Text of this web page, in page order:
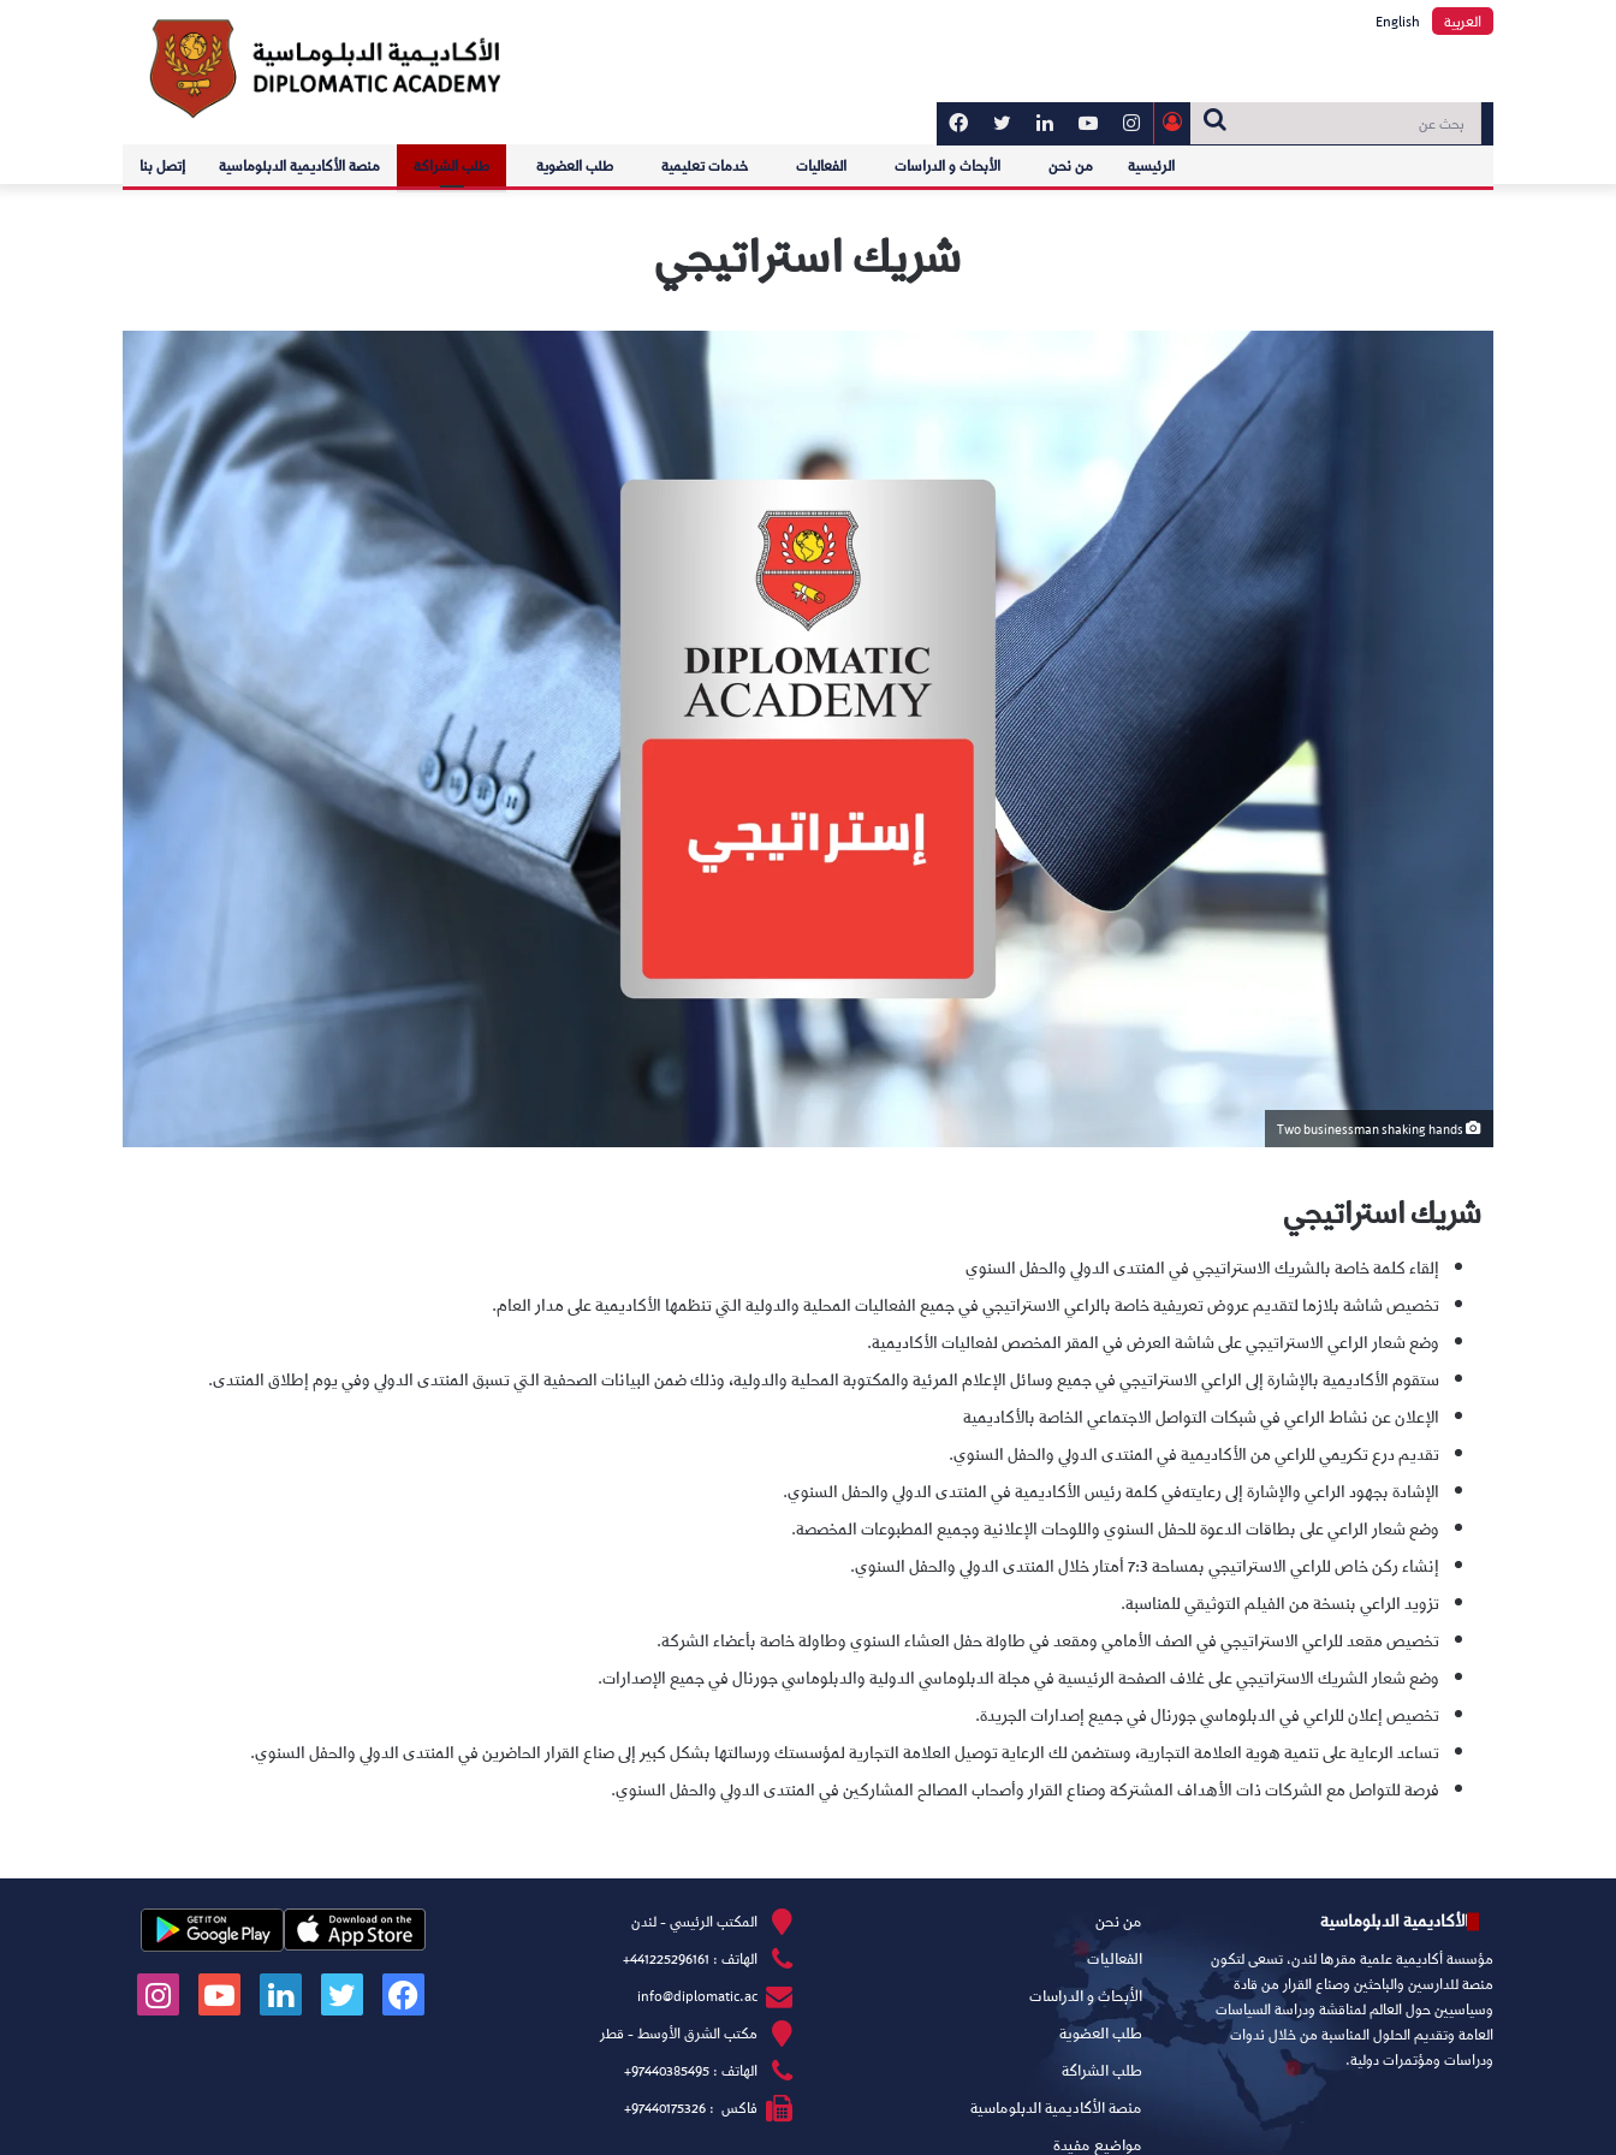
العربية English
الرئيسية من نحن الأبحاث و الدراسات الفعاليات خدمات تعليمية طلب العضوية طلب الشراكة منصة الأكاديمية الدبلوماسية إتصل بنا
شريك استراتيجي
شريك استراتيجي
إلقاء كلمة خاصة بالشريك الاستراتيجي في المنتدى الدولي والحفل السنوي
تخصيص شاشة بلازما لتقديم عروض تعريفية خاصة بالراعي الاستراتيجي في جميع الفعاليات المحلية والدولية التي تنظمها الأكاديمية على مدار العام.
وضع شعار الراعي الاستراتيجي على شاشة العرض في المقر المخصص لفعاليات الأكاديمية.
ستقوم الأكاديمية بالإشارة إلى الراعي الاستراتيجي في جميع وسائل الإعلام المرئية والمكتوبة المحلية والدولية، وذلك ضمن البيانات الصحفية التي تسبق المنتدى الدولي وفي يوم إطلاق المنتدى.
الإعلان عن نشاط الراعي في شبكات التواصل الاجتماعي الخاصة بالأكاديمية
تقديم درع تكريمي للراعي من الأكاديمية في المنتدى الدولي والحفل السنوي.
الإشادة بجهود الراعي والإشارة إلى رعايته في كلمة رئيس الأكاديمية في المنتدى الدولي والحفل السنوي.
وضع شعار الراعي على بطاقات الدعوة للحفل السنوي واللوحات الإعلانية وجميع المطبوعات المخصصة.
إنشاء ركن خاص للراعي الاستراتيجي بمساحة 7:3 أمتار خلال المنتدى الدولي والحفل السنوي.
تزويد الراعي بنسخة من الفيلم التوثيقي للمناسبة.
تخصيص مقعد للراعي الاستراتيجي في الصف الأمامي ومقعد في طاولة حفل العشاء السنوي وطاولة خاصة بأعضاء الشركة.
وضع شعار الشريك الاستراتيجي على غلاف الصفحة الرئيسية في مجلة الدبلوماسي الدولية والدبلوماسي جورنال في جميع الإصدارات.
تخصيص إعلان للراعي في الدبلوماسي جورنال في جميع إصدارات الجريدة.
تساعد الرعاية على تنمية هوية العلامة التجارية، وستضمن لك الرعاية توصيل العلامة التجارية لمؤسستك ورسالتها بشكل كبير إلى صناع القرار الحاضرين في المنتدى الدولي والحفل السنوي.
فرصة للتواصل مع الشركات ذات الأهداف المشتركة وصناع القرار وأصحاب المصالح المشاركين في المنتدى الدولي والحفل السنوي.
الأكاديمية الدبلوماسية
مؤسسة أكاديمية علمية مقرها لندن، تسعى لتكون
منصة للدارسين والباحثين وصناع القرار من قادة
وسياسيين حول العالم لمناقشة ودراسة السياسات
العامة وتقديم الحلول المناسبة من خلال ندوات
ودراسات ومؤتمرات دولية.
من نحن
الفعاليات
الأبحاث و الدراسات
طلب العضوية
طلب الشراكة
منصة الأكاديمية الدبلوماسية
مواضيع مفيدة
المكتب الرئيسي - لندن
الهاتف : 441225296161+
info@diplomatic.ac
مكتب الشرق الأوسط - قطر
الهاتف :97440385495+
فاكس :97440175326+